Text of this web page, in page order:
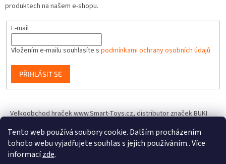
Tento web používá soubory cookie. Dalším procházením
tohoto webu vyjadřujete souhlas s jejich používáním.. Více
informacízde.
produktech na našem e-shopu.
E-mail
Vložením e-mailu souhlasíte s podmínkami ochrany osobních údajů
PŘIHLÁSIT SE
Velkoobchod hraček www.Smart-Toys.cz, distributor značek BUKI